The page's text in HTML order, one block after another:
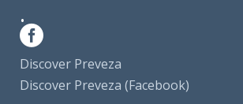
.
Discover Preveza
Discover Preveza (Facebook)